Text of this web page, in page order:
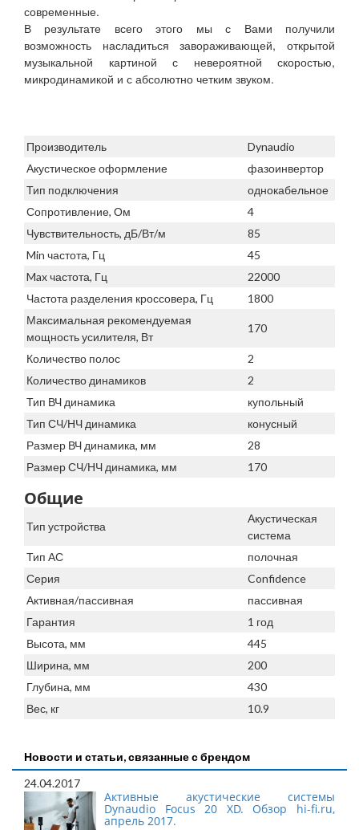
современные.
В результате всего этого мы с Вами получили
возможность насладиться завораживающей, открытой
музыкальной картиной с невероятной скоростью,
микродинамикой и с абсолютно четким звуком.
Производитель
Dynaudio
Акустическое оформление
фазоинвертор
Тип подключения
однокабельное
Сопротивление, Ом
4
Чувствительность, дБ/Вт/м
85
Min частота, Гц
45
Max частота, Гц
22000
Частота разделения кроссовера, Гц
1800
Максимальная рекомендуемая
мощность усилителя, Вт
170
Количество полос
2
Количество динамиков
2
Тип ВЧ динамика
купольный
Тип СЧ/НЧ динамика
конусный
Размер ВЧ динамика, мм
28
Размер СЧ/НЧ динамика, мм
170
Общие
Тип устройства
Акустическая
система
Тип АС
полочная
Серия
Confidence
Активная/пассивная
пассивная
Гарантия
1 год
Высота, мм
445
Ширина, мм
200
Глубина, мм
430
Вес, кг
10.9
Новости и статьи, связанные с брендом
24.04.2017
Активные акустические системы
Dynaudio Focus 20 XD. Обзор hi-fi.ru,
апрель 2017.